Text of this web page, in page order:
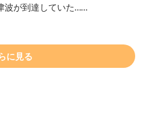
波が到達していた……
に見る